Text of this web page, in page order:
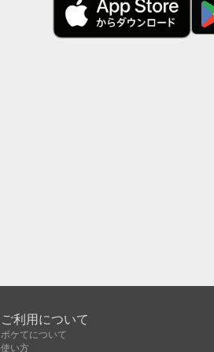
ご利用について
ボケてについて
使い方